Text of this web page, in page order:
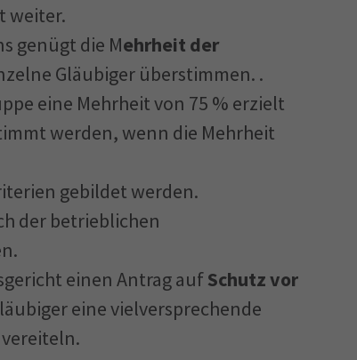
weiter.
genügt die Mehrheit der
Gläubiger überstimmen. .
eine Mehrheit von 75 % erzielt
werden, wenn die Mehrheit
gebildet werden.
der betrieblichen
einen Antrag aufSchutz vor
eine vielversprechende